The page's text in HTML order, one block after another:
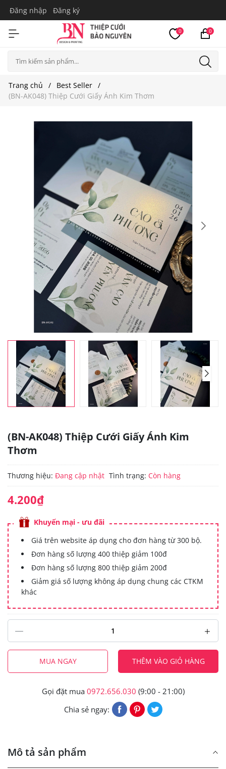
Đăng nhập Đăng ký
0 0
Trang chủ
Best Seller
(BN-AK048) Thiệp Cưới Giấy Ánh Kim Thơm
(BN-AK048) Thiệp Cưới Giấy Ánh Kim
Thơm
Thương hiệu: Đang cập nhật Tình trạng: Còn hàng
4.200₫
Khuyến mại - ưu đãi
Giá trên website áp dụng cho đơn hàng từ 300 bộ.
Đơn hàng số lượng 400 thiệp giảm 100đ
Đơn hàng số lượng 800 thiệp giảm 200đ
Giảm giá số lượng không áp dụng chung các CTKM
khác
MUA NGAY THÊM VÀO GIỎ HÀNG
Gọi đặt mua 0972.656.030 (9:00 - 21:00)
Chia sẻ ngay:
Mô tả sản phẩm